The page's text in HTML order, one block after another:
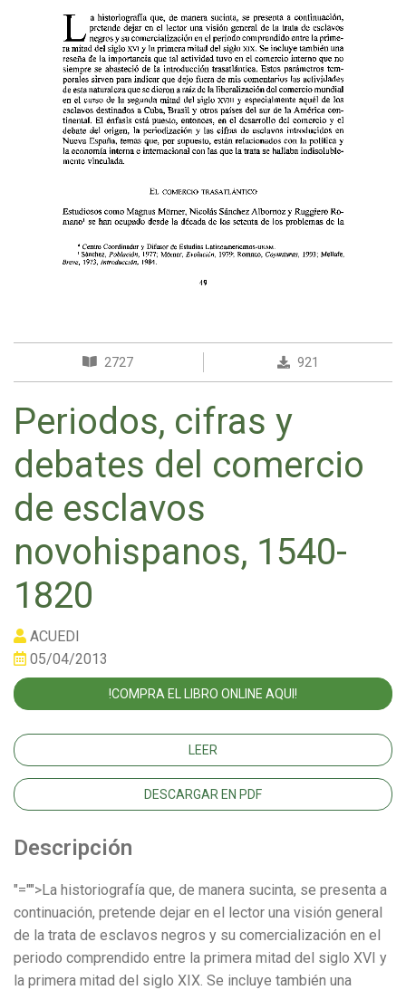
2727 921
Periodos, cifras y
debates del comercio
de esclavos
novohispanos, 1540-
1820
ACUEDI
05/04/2013
!COMPRA EL LIBRO ONLINE AQUI!
LEER
DESCARGAR EN PDF
Descripción
"="">La historiografía que, de manera sucinta, se presenta a
continuación, pretende dejar en el lector una visión general
de la trata de esclavos negros y su comercialización en el
periodo comprendido entre la primera mitad del siglo XVI y
la primera mitad del siglo XIX. Se incluye también una